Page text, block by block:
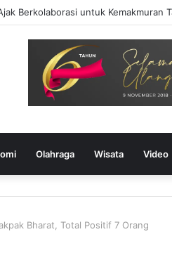
Berkolaborasi untuk Kemakmuran
Olahraga Wisata Video
Bharat, Total Positif 7 Orang